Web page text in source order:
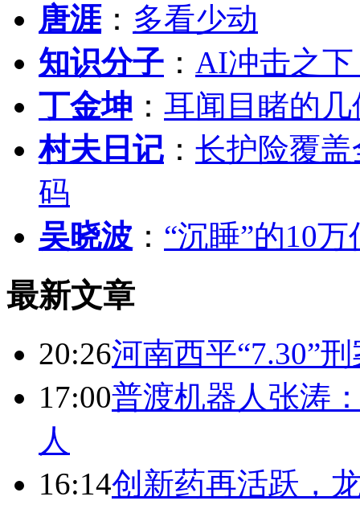
唐涯： 多看少动
知识分子 ： AI冲击之
丁金坤 ： 耳闻目睹的
村夫日记 ： 长护险覆
码
吴晓波 ： “沉睡”的10
最新文章
20:26河南西平“7.30”
17:00普渡机器人张涛
人
16:14创新药再活跃，